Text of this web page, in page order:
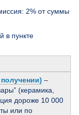
2% от суммы
в пункте
–
(керамика,
дороже 10 000
или по